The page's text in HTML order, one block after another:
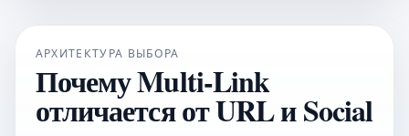
АРХИТЕКТУРА ВЫБОРА
Почему Multi-Link
отличается от URL и Social